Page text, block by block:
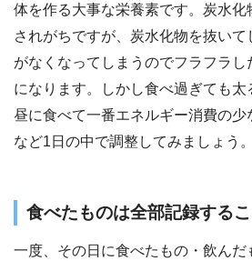
体を作る大事な栄養素です。炭水化
されがちですが、炭水化物を抜い
がなくなってしまうのでフラフラし
になります。しかし食べ過ぎても太
昼に食べて一番エネルギー消費の少
など1日の中で調整してみましょう。
食べたものは全部記録する
一度、その日に食べたもの・飲んだ